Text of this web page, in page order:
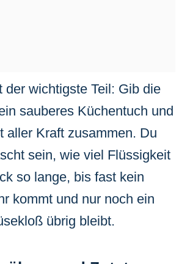
der wichtigste Teil: Gib die
sauberes Küchentuch und
aller Kraft zusammen. Du
sein, wie viel Flüssigkeit
so lange, bis fast kein
kommt und nur noch ein
übrig bleibt.